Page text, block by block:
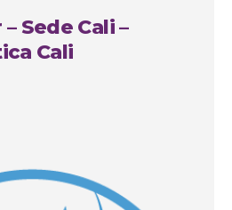
Sede Cali –
Cali